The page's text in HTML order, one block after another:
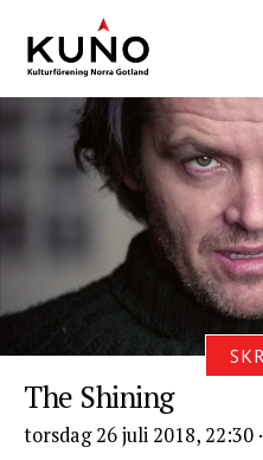
till
huvudinnehåll
The Shining
torsdag 26 juli 2018, 22:30 ·